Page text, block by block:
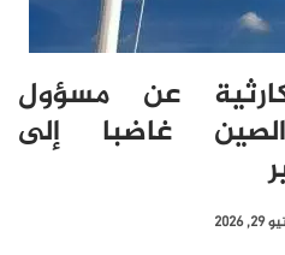
عن مسؤول
غاضبا إلى
2026